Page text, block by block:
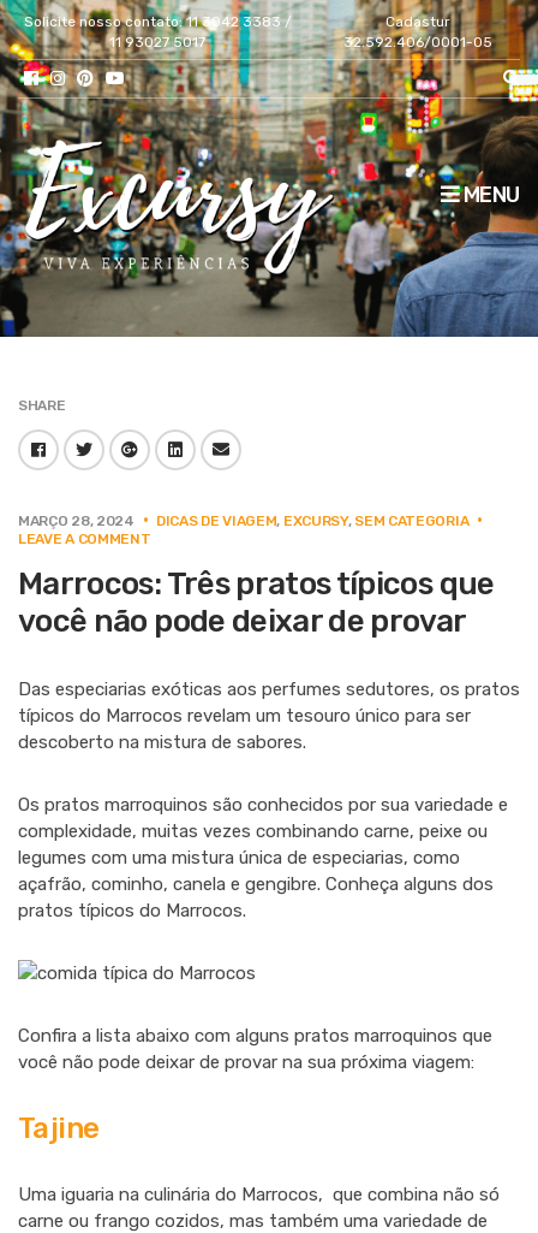
Solicite nosso contato: 11 3042 3383 /
11 93027 5017
Cadastur
32.592.406/0001-05
MENU
SHARE
FacebookTwitterGoogleLinkedInEmail
MARÇO 28, 2024 DICAS DE VIAGEM, EXCURSY, SEM CATEGORIA
LEAVE A COMMENTON
TRÊS
PRATOS
QUE
VOCÊ
DEIXAR
PROVAR
Marrocos: Três pratos típicos que
você não pode deixar de provar
Das especiarias exóticas aos perfumes sedutores, os pratos
típicos do Marrocos revelam um tesouro único para ser
descoberto na mistura de sabores.
Os pratos marroquinos são conhecidos por sua variedade e
complexidade, muitas vezes combinando carne, peixe ou
legumes com uma mistura única de especiarias, como
açafrão, cominho, canela e gengibre. Conheça alguns dos
pratos típicos do Marrocos.
Confira a lista abaixo com alguns pratos marroquinos que
você não pode deixar de provar na sua próxima viagem:
Tajine
Uma iguaria na culinária do Marrocos, que combina não só
carne ou frango cozidos, mas também uma variedade de